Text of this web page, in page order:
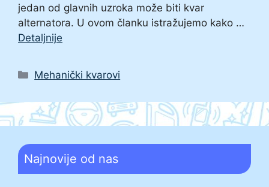
jedan od glavnih uzroka može biti kvar
alternatora. U ovom članku istražujemo kako …
Detaljnije
Categories
Mehanički kvarovi
Najnovije od nas